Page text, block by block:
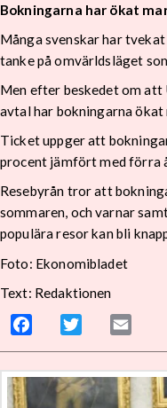
Bokningarna har ökat
Många svenskar har
tanke på omvärldsläget
Men efter beskedet om att
avtal har bokningarna
Ticket uppger att
procent jämfört med förra
Resebyrån tror att
sommaren, och varnar
populära resor kan bli
Foto: Ekonomibladet
Text: Redaktionen
Facebook Twitter